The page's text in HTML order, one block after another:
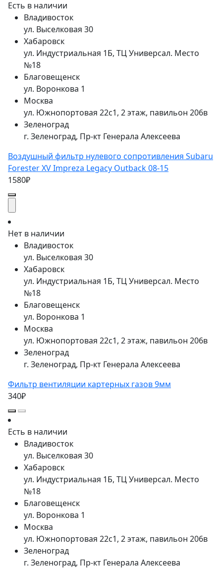
Есть в наличии
Владивосток
ул. Выселковая 30
Хабаровск
ул. Индустриальная 1Б, ТЦ Универсал. Место
№18
Благовещенск
ул. Воронкова 1
Москва
ул. Южнопортовая 22с1, 2 этаж, павильон 206в
Зеленоград
г. Зеленоград, Пр-кт Генерала Алексеева
Воздушный фильтр нулевого сопротивления Subaru
Forester XV Impreza Legacy Outback 08-15
1580₽
Нет в наличии
Владивосток
ул. Выселковая 30
Хабаровск
ул. Индустриальная 1Б, ТЦ Универсал. Место
№18
Благовещенск
ул. Воронкова 1
Москва
ул. Южнопортовая 22с1, 2 этаж, павильон 206в
Зеленоград
г. Зеленоград, Пр-кт Генерала Алексеева
Фильтр вентиляции картерных газов 9мм
340₽
Есть в наличии
Владивосток
ул. Выселковая 30
Хабаровск
ул. Индустриальная 1Б, ТЦ Универсал. Место
№18
Благовещенск
ул. Воронкова 1
Москва
ул. Южнопортовая 22с1, 2 этаж, павильон 206в
Зеленоград
г. Зеленоград, Пр-кт Генерала Алексеева